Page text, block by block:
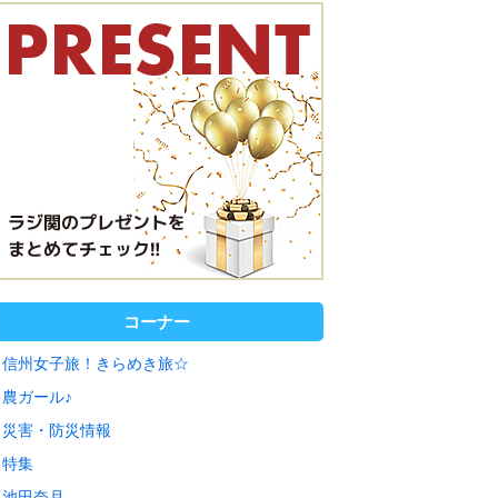
コーナー
信州女子旅！きらめき旅☆
農ガール♪
災害・防災情報
特集